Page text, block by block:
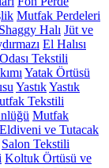
Mutfak Perdeleri
Shaggy Halı Jüt ve
El Halısı
Tekstili
Yatak Örtüsü
YastıkYastık
Tekstili
Mutfak
Eldiveni ve Tutacak
Salon Tekstili
Koltuk Örtüsü ve